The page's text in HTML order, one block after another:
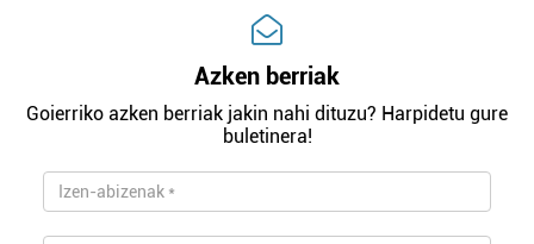
Azken berriak
Goierriko azken berriak jakin nahi dituzu? Harpidetu gure
buletinera!